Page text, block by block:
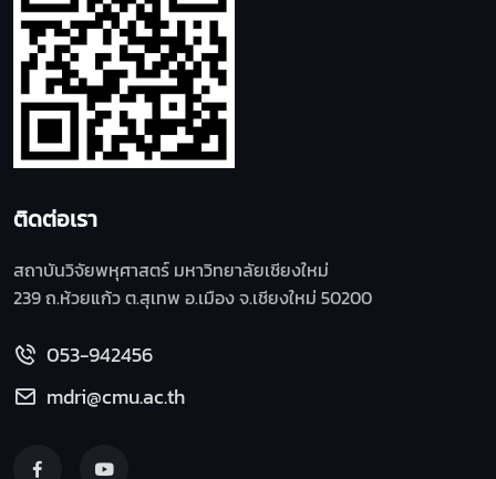
ติดต่อเรา
สถาบันวิจัยพหุศาสตร์ มหาวิทยาลัยเชียงใหม่
239 ถ.ห้วยแก้ว ต.สุเทพ อ.เมือง จ.เชียงใหม่ 50200
053-942456
mdri@cmu.ac.th